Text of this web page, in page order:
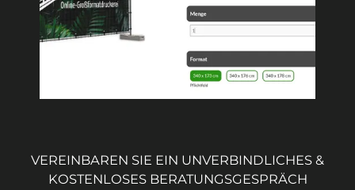
VEREINBAREN SIE EIN UNVERBINDLICHES &
KOSTENLOSES BERATUNGSGESPRÄCH